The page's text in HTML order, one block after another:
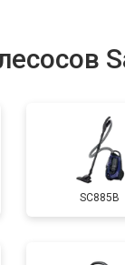
SC885B